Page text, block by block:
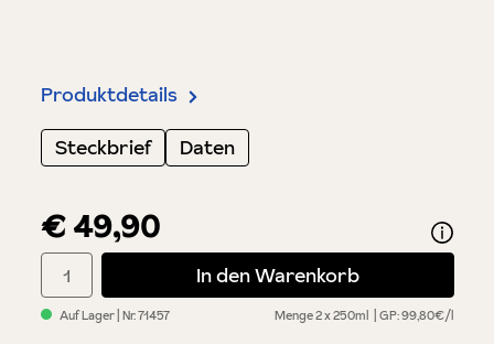
€ 49,90
Produktdetails
Steckbrief
Daten
Auf Lager | Nr.71457 Menge2 x 250ml GP: 99,80€/l
Produkt Anzahl: Gib den gewünschten Wert ein oder benutze
In den Warenkorb